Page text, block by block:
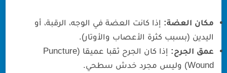
مكان العضة: إذا كانت العضة في الوجه، الرقبة، أو
اليدين (بسبب كثرة الأعصاب والأوتار).
عمق الجرح:
إذا كان الجرح ثقبا عميقا (Puncture
Wound) وليس مجرد خدش سطحي.